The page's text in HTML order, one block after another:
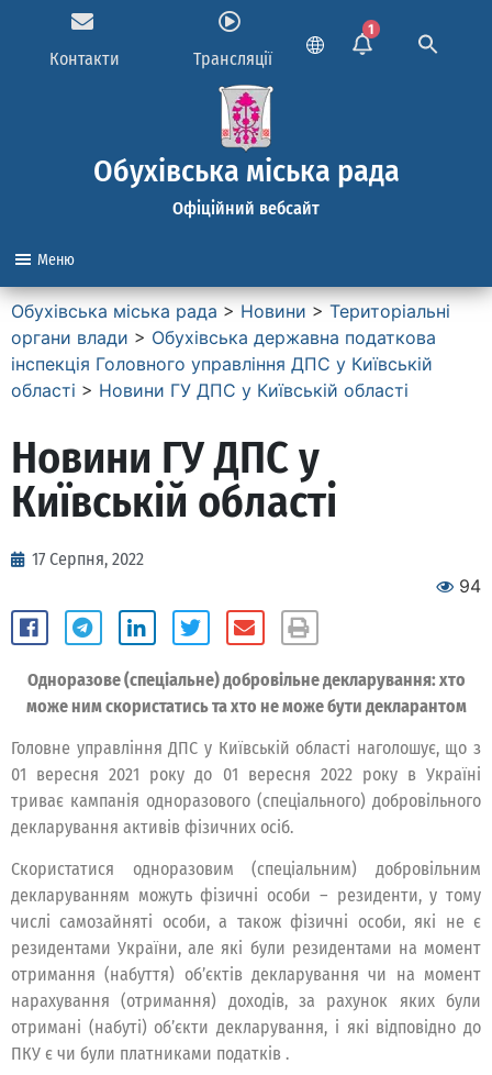
Контакти Трансляції
1
Обухівська міська рада
Офіційний вебсайт
Меню
Обухівська міська рада > Новини > Територіальні
органи влади > Обухівська державна податкова
інспекція Головного управління ДПС у Київській
області > Новини ГУ ДПС у Київській області
Новини ГУ ДПС у
Київській області
17 Серпня, 2022
94
Одноразове (спеціальне) добровільне декларування: хто
може ним скористатись та хто не може бути декларантом
Головне управління ДПС у Київській області наголошує, що з
01 вересня 2021 року до 01 вересня 2022 року в Україні
триває кампанія одноразового (спеціального) добровільного
декларування активів фізичних осіб.
Скористатися одноразовим (спеціальним) добровільним
декларуванням можуть фізичні особи – резиденти, у тому
числі самозайняті особи, а також фізичні особи, які не є
резидентами України, але які були резидентами на момент
отримання (набуття) об’єктів декларування чи на момент
нарахування (отримання) доходів, за рахунок яких були
отримані (набуті) об’єкти декларування, і які відповідно до
ПКУ є чи були платниками податків .